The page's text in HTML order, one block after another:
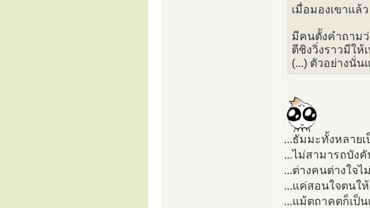
เมื่อมองเขาแล้
มีคนตั้งคำถาม
ตีชิงวิ่งราวมีให้
(...) ตัวอย่างนั่
...ธัมมะทั้งหลาย
...ไม่สามารถบัง
...ต่างคนต่างใจไ
...แค่สอนใจตนใ
...แม้ตถาคตก็เป็น